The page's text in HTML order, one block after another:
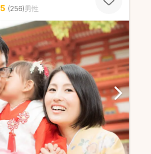
5 (256)男性